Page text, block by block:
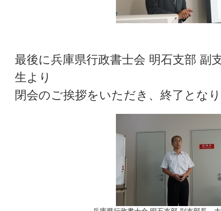
最後に兵庫県行政書士会 明石支部
生より
閉会のご挨拶をいただき、終了とな